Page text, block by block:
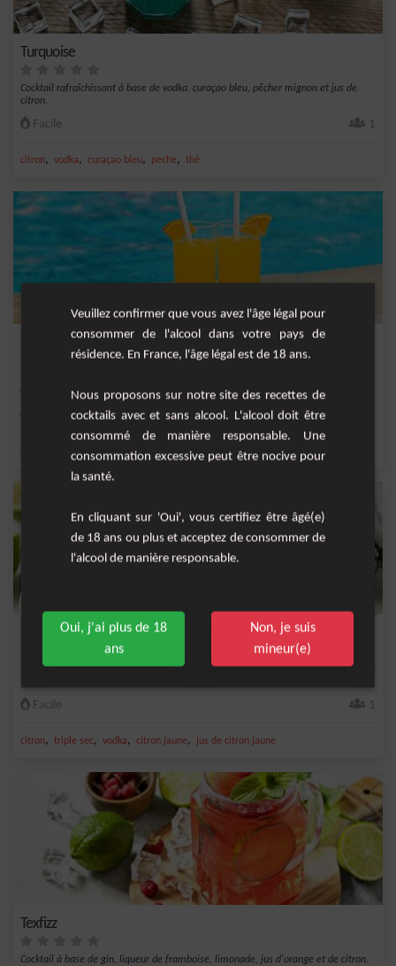
Turquoise
Cocktail rafraîchissant à base de vodka, curaçao bleu, pêcher mignon et jus de
citron.
Facile 1
citron, vodka, curaçao bleu, peche, thé
et...
citron , jus d'orange , , liqueur d'abricot
Balalaïka
Petit cocktail originaire de France avec quelques notes de Russie. Il est corsé mais
Facile 1
citron, triple sec, vodka, citron jaune, jus de citron jaune
Texfizz
Cocktail à base de gin, liqueur de framboise, limonade, jus d'orange et de citron.
Veuillez confirmer que vous avez l'âge légal pour
consommer de l'alcool dans votre pays de
résidence. En France, l'âge légal est de 18 ans.
Nous proposons sur notre site des recettes de
cocktails avec et sans alcool. L'alcool doit être
consommé de manière responsable. Une
consommation excessive peut être nocive pour
la santé.
En cliquant sur 'Oui', vous certifiez être âgé(e)
de 18 ans ou plus et acceptez de consommer de
l'alcool de manière responsable.
Oui, j'ai plus de 18
ans
Non, je suis
mineur(e)